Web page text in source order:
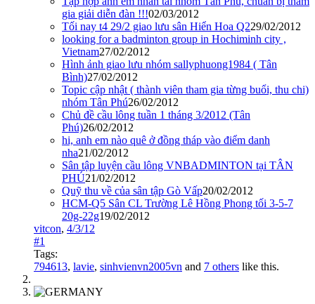
gia giải diễn đàn !!!02/03/2012
Tối nay t4 29/2 giao lưu sân Hiển Hoa Q229/02/2012
looking for a badminton group in Hochiminh city ,
Vietnam27/02/2012
Hình ảnh giao lưu nhóm sallyphuong1984 ( Tân
Bình)27/02/2012
Topic cập nhật ( thành viên tham gia từng buổi, thu chi)
nhóm Tân Phú26/02/2012
Chủ đề cầu lông tuần 1 tháng 3/2012 (Tân
Phú)26/02/2012
hi, anh em nào quê ở đồng tháp vào điểm danh
nha21/02/2012
Sân tập luyện cầu lông VNBADMINTON tại TÂN
PHÚ21/02/2012
Quỹ thu về của sân tập Gò Vấp20/02/2012
HCM-Q5 Sân CL Trường Lê Hồng Phong tối 3-5-7
20g-22g19/02/2012
vitcon, 4/3/12
#1
Tags:
794613, lavie, sinhvienvn2005vn and 7 others like this.